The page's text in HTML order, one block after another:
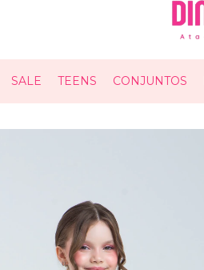
SALE TEENS CONJUNTOS